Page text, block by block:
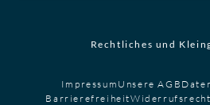
Rechtliches und
Impressum Unsere AGB
Barrierefreiheit